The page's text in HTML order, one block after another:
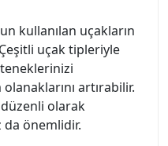
kullanılan uçakların
uçak tipleriyle
artırabilir.
düzenli olarak
da önemlidir.